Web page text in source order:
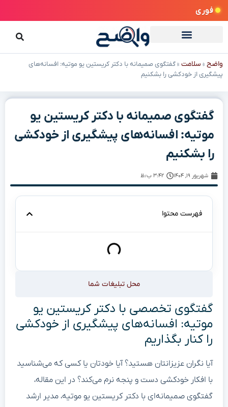
فوری
واضح » سلامت »گفتگوی صمیمانه با دکتر کریستین یو موتیه: افسانه‌های
پیشگیری از خودکشی را بشکنیم
گفتگوی صمیمانه با دکتر کریستین یو
موتیه: افسانه‌های پیشگیری از خودکشی
را بشکنیم
شهریور ۱۹, ۱۴۰۴ ۳:۴۲ ب٫ظ
فهرست محتوا
محل تبلیغات شما
گفتگوی تخصصی با دکتر کریستین یو
موتیه: افسانه‌های پیشگیری از خودکشی
را کنار بگذاریم
آیا نگران عزیزانتان هستید؟ آیا خودتان یا کسی که می‌شناسید
با افکار خودکشی دست و پنجه نرم می‌کند؟ در این مقاله،
گفتگوی صمیمانه‌ای با دکتر کریستین یو موتیه، مدیر ارشد